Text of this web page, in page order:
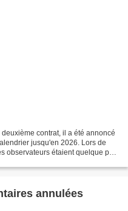
contrat, il a été annoncé
jusqu'en 2026. Lors de
observateurs étaient quelque peu
annulées